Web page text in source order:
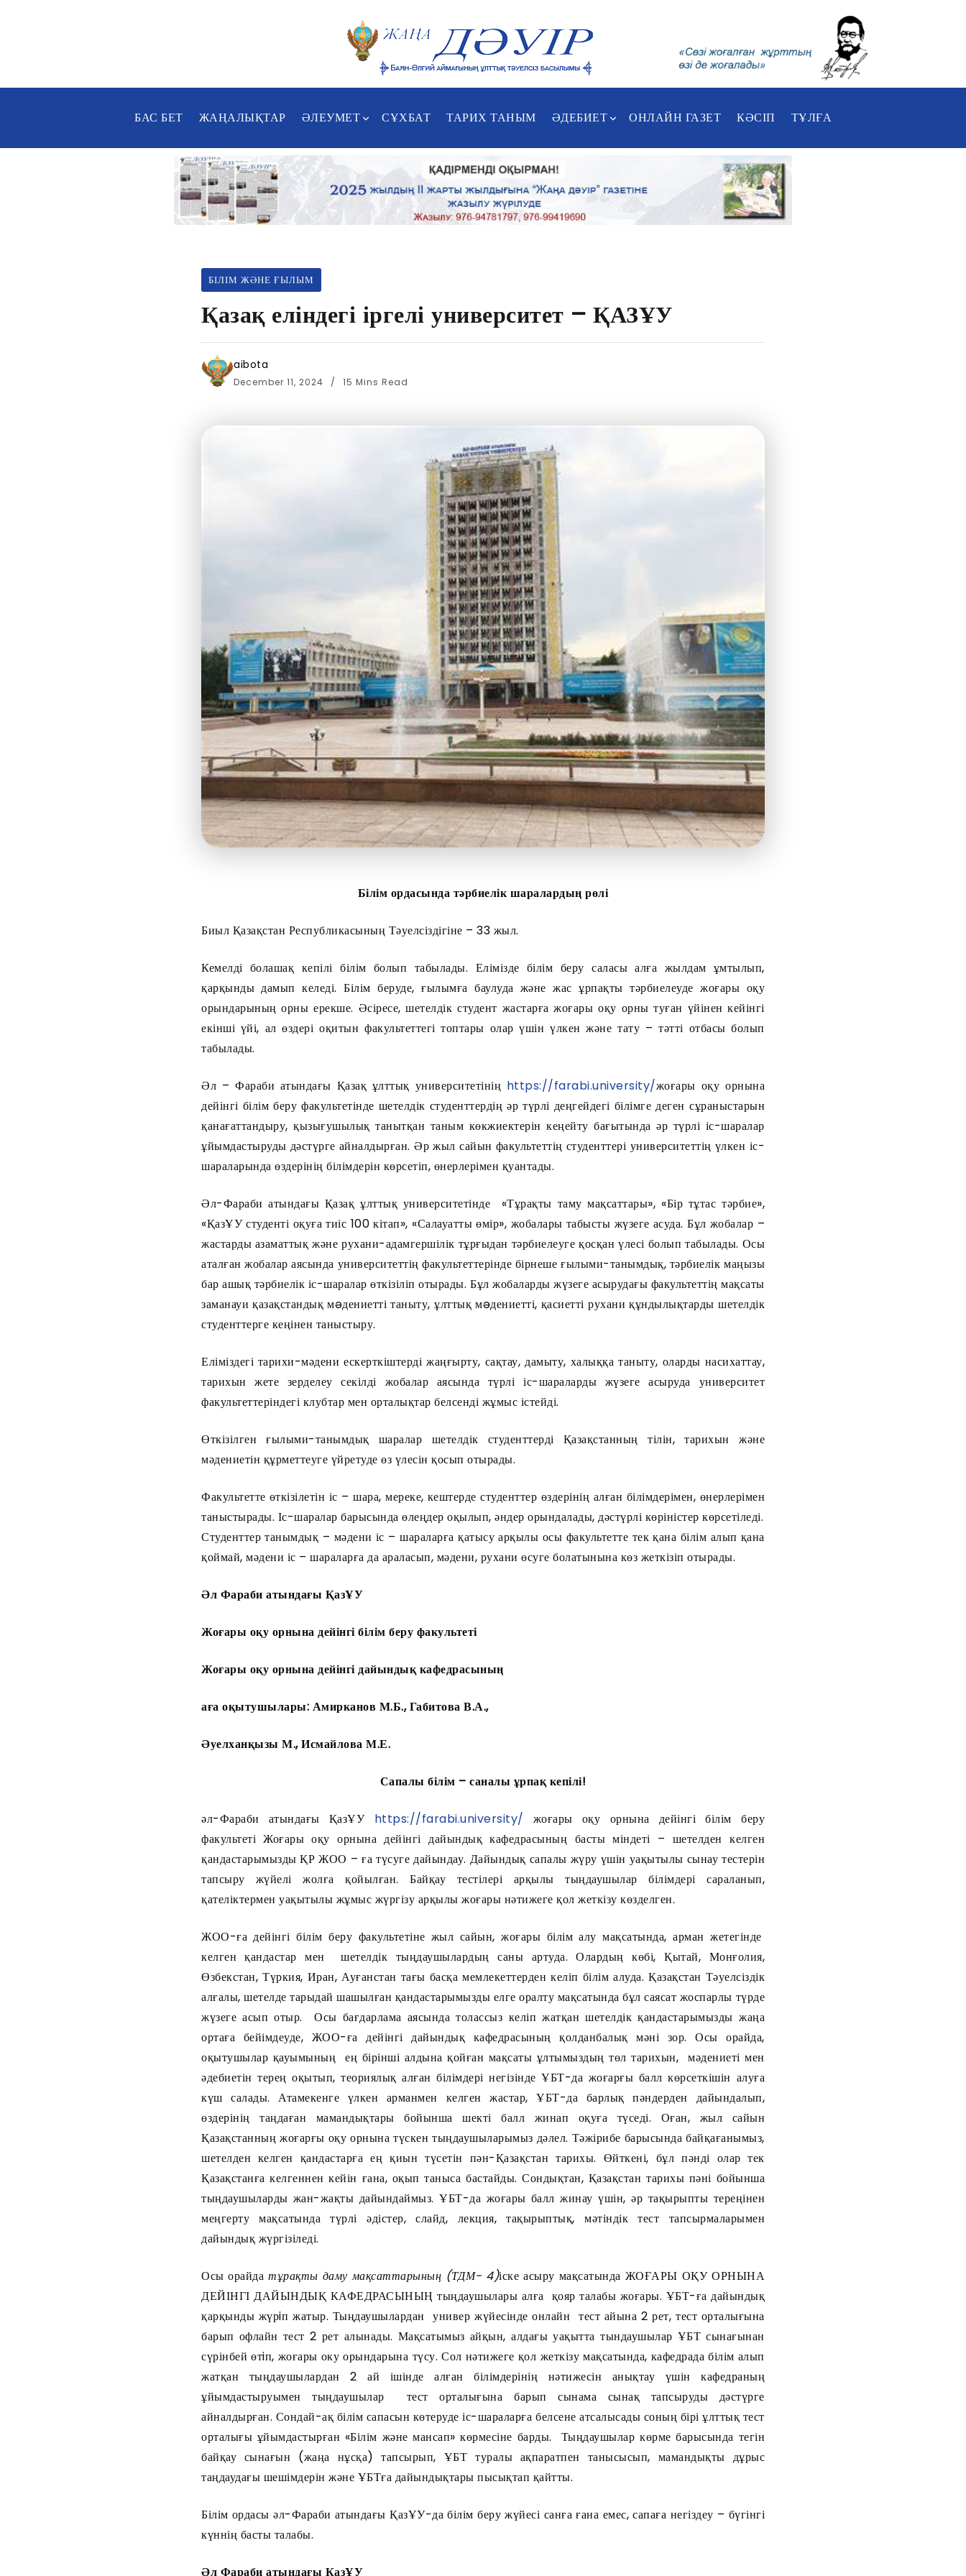
БАС БЕТ ЖАҢАЛЫҚТАР ӘЛЕУМЕТ СҰХБАТ ТАРИХ ТАНЫМ ӘДЕБИЕТ ОНЛАЙН ГАЗЕТ КӘСІП ТҰЛҒА
БІЛІМ ЖӘНЕ ҒЫЛЫМ
Қазақ еліндегі іргелі университет – ҚАЗҰУ
aibota
December 11, 2024 15 Mins Read
Білім ордасында тәрбиелік шаралардың рөлі
Биыл Қазақстан Республикасының Тәуелсіздігіне – 33 жыл.
Кемелді болашақ кепілі білім болып табылады. Елімізде білім беру саласы алға жылдам ұмтылып,
қарқынды дамып келеді. Білім беруде, ғылымға баулуда және жас ұрпақты тәрбиелеуде жоғары оқу
орындарының орны ерекше. Әсіресе, шетелдік студент жастарға жоғары оқу орны туған үйінен кейінгі
екінші үйі, ал өздері оқитын факультеттегі топтары олар үшін үлкен және тату – тәтті отбасы болып
табылады.
Әл – Фараби атындағы Қазақ ұлттық университетінің https://farabi.university/жоғары оқу орнына
дейінгі білім беру факультетінде шетелдік студенттердің әр түрлі деңгейдегі білімге деген сұраныстарын
қанағаттандыру, қызығушылық танытқан таным көкжиектерін кеңейту бағытында әр түрлі іс-шаралар
ұйымдастыруды дәстүрге айналдырған. Әр жыл сайын факультеттің студенттері университеттің үлкен іс-
шараларында өздерінің білімдерін көрсетіп, өнерлерімен қуантады.
Әл-Фараби атындағы Қазақ ұлттық университетінде «Тұрақты таму мақсаттары», «Бір тұтас тәрбие»,
«ҚазҰУ студенті оқуға тиіс 100 кітап», «Салауатты өмір», жобалары табысты жүзеге асуда. Бұл жобалар –
жастарды азаматтық және рухани-адамгершілік тұрғыдан тәрбиелеуге қосқан үлесі болып табылады. Осы
аталған жобалар аясында университеттің факультеттерінде бірнеше ғылыми-танымдық, тәрбиелік маңызы
бар ашық тәрбиелік іс-шаралар өткізіліп отырады. Бұл жобаларды жүзеге асырудағы факультеттің мақсаты
заманауи қазақстандық мəдениетті таныту, ұлттық мəдениетті, қасиетті рухани құндылықтарды шетелдік
студенттерге кеңінен таныстыру.
Еліміздегі тарихи-мәдени ескерткіштерді жаңғырту, сақтау, дамыту, халыққа таныту, оларды насихаттау,
тарихын жете зерделеу секілді жобалар аясында түрлі іс-шараларды жүзеге асыруда университет
факультеттеріндегі клубтар мен орталықтар белсенді жұмыс істейді.
Өткізілген ғылыми-танымдық шаралар шетелдік студенттерді Қазақстанның тілін, тарихын және
мәдениетін құрметтеуге үйретуде өз үлесін қосып отырады.
Факультетте өткізілетін іс – шара, мереке, кештерде студенттер өздерінің алған білімдерімен, өнерлерімен
таныстырады. Іс-шаралар барысында өлеңдер оқылып, әндер орындалады, дәстүрлі көріністер көрсетіледі.
Студенттер танымдық – мәдени іс – шараларға қатысу арқылы осы факультетте тек қана білім алып қана
қоймай, мәдени іс – шараларға да араласып, мәдени, рухани өсуге болатынына көз жеткізіп отырады.
Әл Фараби атындағы ҚазҰУ
Жоғары оқу орнына дейінгі білім беру факультеті
Жоғары оқу орнына дейінгі дайындық кафедрасының
аға оқытушылары: Амирканов М.Б., Габитова В.А.,
Әуелханқызы М., Исмайлова М.Е.
Сапалы білім – саналы ұрпақ кепілі!
әл-Фараби атындағы ҚазҰУ https://farabi.university/ жоғары оқу орнына дейінгі білім беру
факультеті Жоғары оқу орнына дейінгі дайындық кафедрасының басты міндеті – шетелден келген
қандастарымызды ҚР ЖОО – ға түсуге дайындау. Дайындық сапалы жүру үшін уақытылы сынау тестерін
тапсыру жүйелі жолға қойылған. Байқау тестілері арқылы тыңдаушылар білімдері сараланып,
қателіктермен уақытылы жұмыс жүргізу арқылы жоғары нәтижеге қол жеткізу көзделген.
ЖОО-ға дейінгі білім беру факультетіне жыл сайын, жоғары білім алу мақсатында, арман жетегінде
келген қандастар мен шетелдік тыңдаушылардың саны артуда. Олардың көбі, Қытай, Монғолия,
Өзбекстан, Түркия, Иран, Ауғанстан тағы басқа мемлекеттерден келіп білім алуда. Қазақстан Тәуелсіздік
алғалы, шетелде тарыдай шашылған қандастарымызды елге оралту мақсатында бұл саясат жоспарлы түрде
жүзеге асып отыр. Осы бағдарлама аясында толассыз келіп жатқан шетелдік қандастарымызды жаңа
ортаға бейімдеуде, ЖОО-ға дейінгі дайындық кафедрасының қолданбалық мәні зор. Осы орайда,
оқытушылар қауымының ең бірінші алдына қойған мақсаты ұлтымыздың төл тарихын, мәдениеті мен
әдебиетін терең оқытып, теориялық алған білімдері негізінде ҰБТ-да жоғарғы балл көрсеткішін алуға
күш салады. Атамекенге үлкен арманмен келген жастар, ҰБТ-да барлық пәндерден дайындалып,
өздерінің таңдаған мамандықтары бойынша шекті балл жинап оқуға түседі. Оған, жыл сайын
Қазақстанның жоғарғы оқу орнына түскен тыңдаушыларымыз дәлел. Тәжірибе барысында байқағанымыз,
шетелден келген қандастарға ең қиын түсетін пән-Қазақстан тарихы. Өйткені, бұл пәнді олар тек
Қазақстанға келгеннен кейін ғана, оқып таныса бастайды. Сондықтан, Қазақстан тарихы пәні бойынша
тыңдаушыларды жан-жақты дайындаймыз. ҰБТ-да жоғары балл жинау үшін, әр тақырыпты тереңінен
меңгерту мақсатында түрлі әдістер, слайд, лекция, тақырыптық, мәтіндік тест тапсырмаларымен
дайындық жүргізіледі.
Осы орайдатұрақты даму мақсаттарының (ТДМ- 4)іске асыру мақсатында ЖОҒАРЫ ОҚУ ОРНЫНА
ДЕЙІНГІ ДАЙЫНДЫҚ КАФЕДРАСЫНЫҢ тыңдаушылары алға қояр талабы жоғары. ҰБТ-ға дайындық
қарқынды жүрiп жатыр. Тыңдаушылардан универ жүйесінде онлайн тест айына 2 рет, тест орталығына
барып офлайн тест 2 рет алынады. Мақсатымыз айқын, алдағы уақытта тындаушылар ҰБТ сынағынан
сүрінбей өтiп, жоғары оку орындарына түсу. Сол нәтижеге қол жеткізу мақсатында, кафедрада білім алып
жатқан тыңдаушылардан 2 ай ішінде алған білімдерінің нәтижесін анықтау үшін кафедраның
ұйымдастыруымен тыңдаушылар тест орталығына барып сынама сынақ тапсыруды дәстүрге
айналдырған. Сондай-ақ білім сапасын көтеруде іс-шараларға белсене атсалысады соның бірі ұлттық тест
орталығы ұйымдастырған «Білім және мансап» көрмесіне барды. Тыңдаушылар көрме барысында тегін
байқау сынағын (жаңа нұсқа) тапсырып, ҰБТ туралы ақпаратпен танысысып, мамандықты дұрыс
таңдаудағы шешімдерін және ҰБТға дайындықтары пысықтап қайтты.
Білім ордасы әл-Фараби атындағы ҚазҰУ-да білім беру жүйесі санға ғана емес, сапаға негіздеу – бүгінгі
күннің басты талабы.
Әл Фараби атындағы ҚазҰУ